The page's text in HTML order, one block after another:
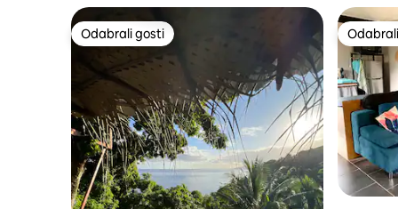
Odabrali gosti
Odabrali gosti